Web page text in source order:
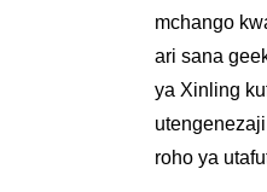
mchango
ari sana
ya Xinling
roho ya